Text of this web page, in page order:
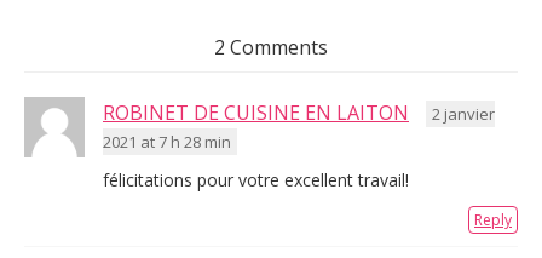
2 Comments
ROBINET DE CUISINE EN LAITON
2 janvier
2021 at 7 h 28 min
félicitations pour votre excellent travail!
Reply